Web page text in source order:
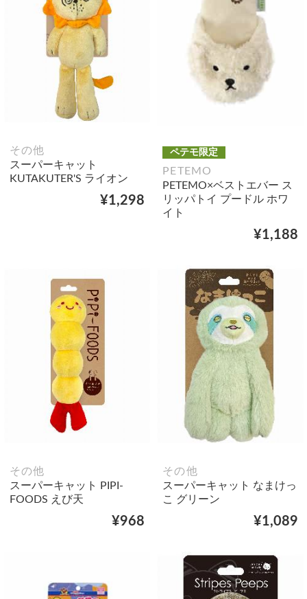
その他
スーパーキャット
KUTAKUTER'S ライオン
¥1,298
ペテモ限定
PETEMO
PETEMO×ベストエバー ス
リッパトイ プードル ホワ
イト
¥1,188
その他
スーパーキャット PIPI-
FOODS えび天
¥968
その他
スーパーキャット なまけっ
こ グリーン
¥1,089